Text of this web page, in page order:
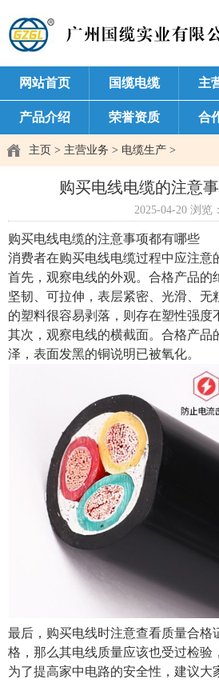
网站首页 国缆电缆 主
产品介绍 荣誉资质 合
主页 > 主营业务 > 电缆生产 >
购买电线电缆的注意
2025-04-20 浏览：
购买电线电缆的注意事项都有哪些
消费者在购买电线电缆过程中应注意
首先，观察电线的外观。合格产品的
坚韧、可拉伸，表层紧密、光滑、无
的塑料很容易剥落，则存在塑性强度
其次，观察电线的横截面。合格产品
泽，表面发黑的铜说明已被氧化。
最后，购买电线时注意查看质量合格
格，那么其电线质量应该也受过检验
为了提高家中电路的安全性，建议大